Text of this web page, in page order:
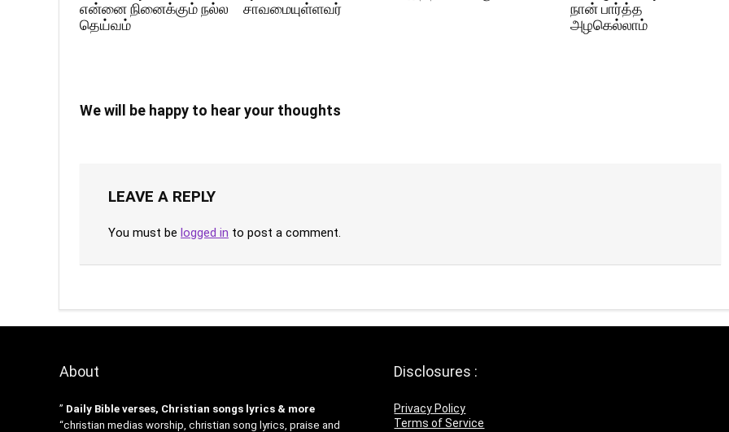
என்னை நினைக்கும் நல்ல
தெய்வம்
சாவமையுள்ளவர்
நான் பார்த்த
அழகெல்லாம்
We will be happy to hear your thoughts
LEAVE A REPLY
You must be logged in to post a comment.
About
” Daily Bible verses, Christian songs lyrics & more
“christian medias worship, christian song lyrics, praise and
Disclosures :
Privacy Policy
Terms of Service